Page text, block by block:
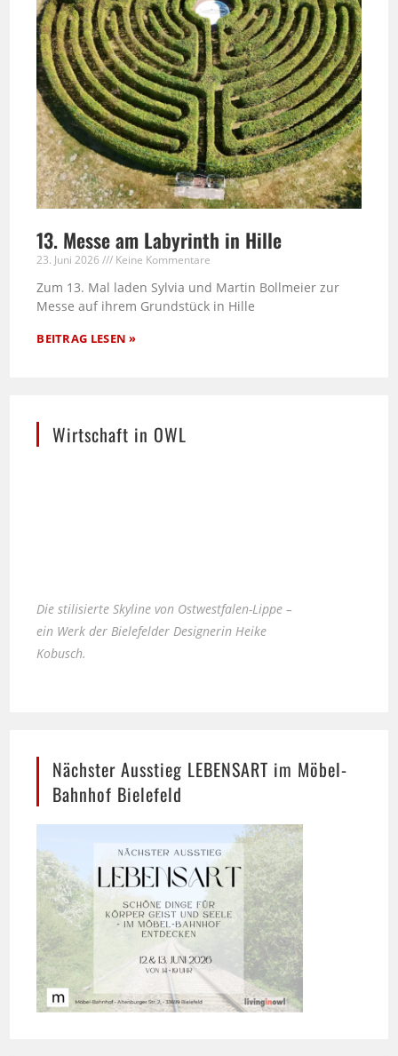
13. Messe am Labyrinth in Hille
23. Juni 2026 Keine Kommentare
Zum 13. Mal laden Sylvia und Martin Bollmeier zur
Messe auf ihrem Grundstück in Hille
BEITRAG LESEN »
Wirtschaft in OWL
Kobusch.